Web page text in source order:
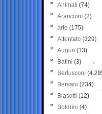
Animali (74)
Arancioni (2)
arte (175)
Attentato (329)
Auguri (13)
Batini (3)
Berlusconi
Bersani (234)
Biasotti (12)
Boldrini (4)